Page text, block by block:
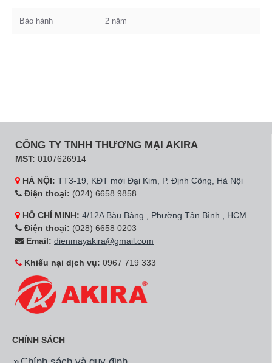
Bảo hành 2 năm
CÔNG TY TNHH THƯƠNG MẠI AKIRA
MST: 0107626914
HÀ NỘI: TT3-19, KĐT mới Đại Kim, P. Định Công, Hà Nội
Điện thoại: (024) 6658 9858
HỒ CHÍ MINH: 4/12A Bàu Bàng , Phường Tân Bình , HCM
Điện thoại: (028) 6658 0203
Email: dienmayakira@gmail.com
Khiếu nại dịch vụ: 0967 719 333
CHÍNH SÁCH